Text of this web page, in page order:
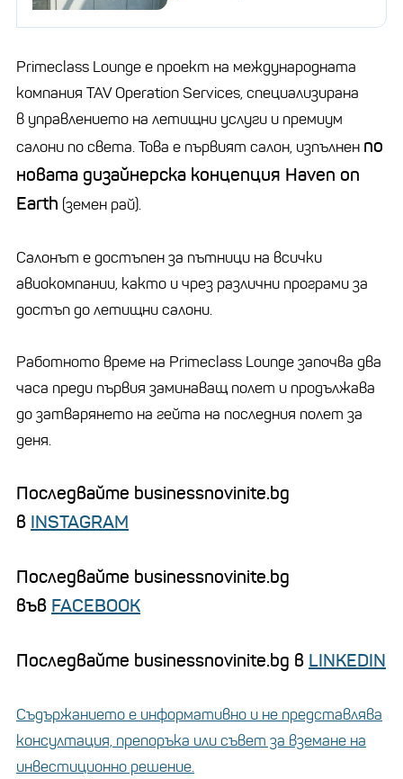
Primeclass Lounge е проект на международната
компания TAV Operation Services, специализирана
в управлението на летищни услуги и премиум
салони по света. Това е първият салон, изпълнен по
новата дизайнерска концепция Haven on
Earth (земен рай).
Салонът е достъпен за пътници на всички
авиокомпании, както и чрез различни програми за
достъп до летищни салони.
Работното време на Primeclass Lounge започва два
часа преди първия заминаващ полет и продължава
до затварянето на гейта на последния полет за
деня.
Последвайте businessnovinite.bg
в INSTAGRAM
Последвайте businessnovinite.bg
във FACEBOOK
Последвайте businessnovinite.bg в LINKEDIN
Съдържанието е информативно и не представлява
консултация, препоръка или съвет за вземане на
инвестиционно решение.